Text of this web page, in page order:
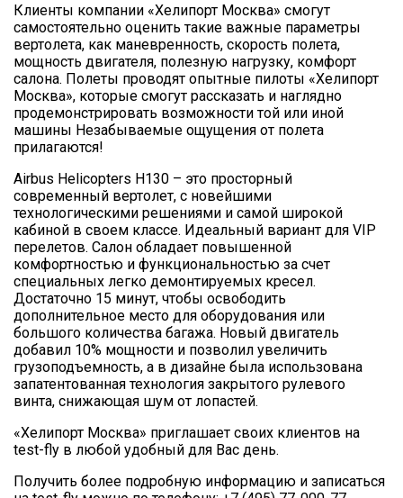
Клиенты компании «Хелипорт Москва» смогут
самостоятельно оценить такие важные параметры
вертолета, как маневренность, скорость полета,
мощность двигателя, полезную нагрузку, комфорт
салона. Полеты проводят опытные пилоты «Хелипорт
Москва», которые смогут рассказать и наглядно
продемонстрировать возможности той или иной
машины Незабываемые ощущения от полета
прилагаются!
Airbus Helicopters H130 – это просторный
современный вертолет, с новейшими
технологическими решениями и самой широкой
кабиной в своем классе. Идеальный вариант для VIP
перелетов. Салон обладает повышенной
комфортностью и функциональностью за счет
специальных легко демонтируемых кресел.
Достаточно 15 минут, чтобы освободить
дополнительное место для оборудования или
большого количества багажа. Новый двигатель
добавил 10% мощности и позволил увеличить
грузоподъемность, а в дизайне была использована
запатентованная технология закрытого рулевого
винта, снижающая шум от лопастей.
«Хелипорт Москва» приглашает своих клиентов на
test-fly в любой удобный для Вас день.
Получить более подробную информацию и записаться